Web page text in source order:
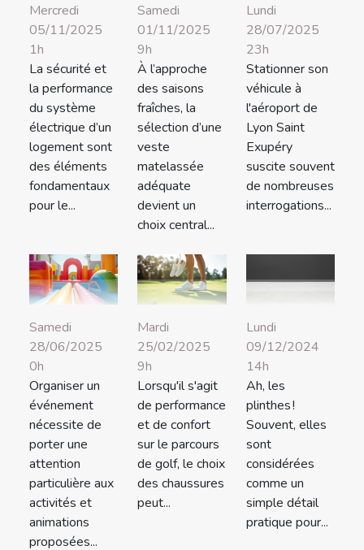
Mercredi
05/11/2025
1h
La sécurité et
la performance
du système
électrique d’un
logement sont
des éléments
fondamentaux
pour le...
Samedi
01/11/2025
9h
À l’approche
des saisons
fraîches, la
sélection d’une
veste
matelassée
adéquate
devient un
choix central...
Lundi
28/07/2025
23h
Stationner son
véhicule à
l'aéroport de
Lyon Saint
Exupéry
suscite souvent
de nombreuses
interrogations...
Samedi
28/06/2025
0h
Organiser un
événement
nécessite de
porter une
attention
particulière aux
activités et
animations
proposées...
Mardi
25/02/2025
9h
Lorsqu'il s'agit
de performance
et de confort
sur le parcours
de golf, le choix
des chaussures
peut...
Lundi
09/12/2024
14h
Ah, les
plinthes !
Souvent, elles
sont
considérées
comme un
simple détail
pratique pour...